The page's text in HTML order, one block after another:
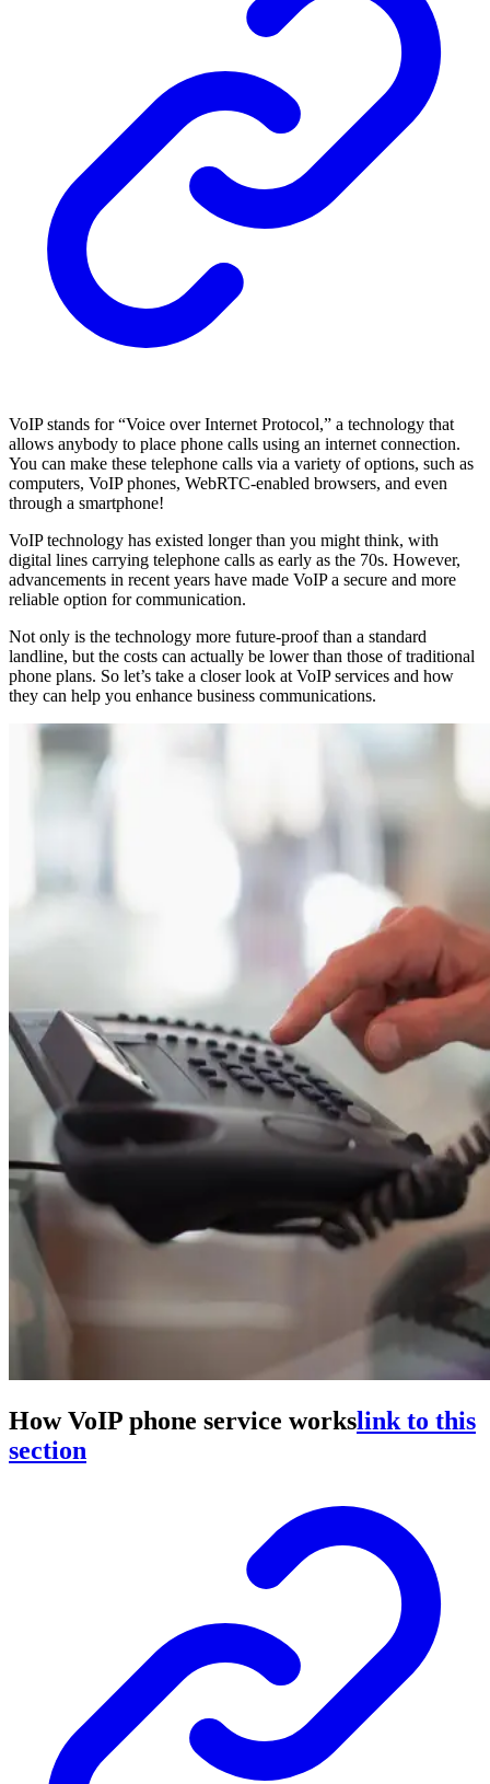
VoIP stands for “Voice over Internet Protocol,” a technology that
allows anybody to place phone calls using an internet connection.
You can make these telephone calls via a variety of options, such as
computers, VoIP phones, WebRTC-enabled browsers, and even
through a smartphone!
VoIP technology has existed longer than you might think, with
digital lines carrying telephone calls as early as the 70s. However,
advancements in recent years have made VoIP a secure and more
reliable option for communication.
Not only is the technology more future-proof than a standard
landline, but the costs can actually be lower than those of traditional
phone plans. So let’s take a closer look at VoIP services and how
they can help you enhance business communications.
How VoIP phone service workslink to this
section